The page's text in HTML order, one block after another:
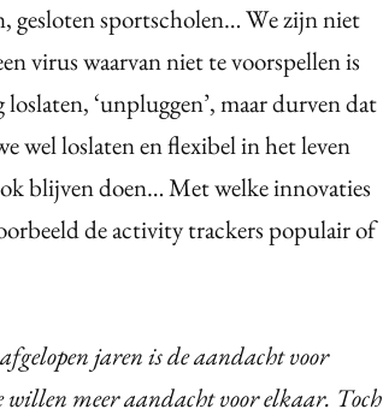
gesloten sportscholen… We zijn niet
virus waarvan niet te voorspellen is
‘unpluggen’, maar durven dat
loslaten en flexibel in het leven
blijven doen… Met welke innovaties
de activity trackers populair of
jaren is de aandacht voor
meer aandacht voor elkaar. Toch